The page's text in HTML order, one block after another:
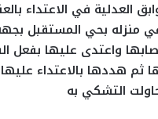
العدلية في الاعتداء
منزله بحي المستقبل بجهة
واعتدى عليها بفعل
ثم هددها بالاعتداء
التشكي به